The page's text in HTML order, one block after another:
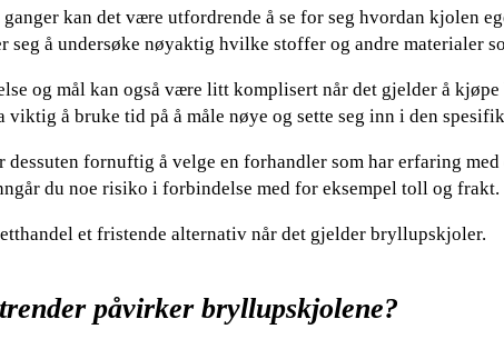
ganger kan det være utfordrende å se for seg hvordan kjolen
seg å undersøke nøyaktig hvilke stoffer og andre materialer
og mål kan også være litt komplisert når det gjelder å
viktig å bruke tid på å måle nøye og sette seg inn i den
dessuten fornuftig å velge en forhandler som har erfaring
du noe risiko i forbindelse med for eksempel toll og frakt.
et fristende alternativ når det gjelder bryllupskjoler.
påvirker bryllupskjolene?